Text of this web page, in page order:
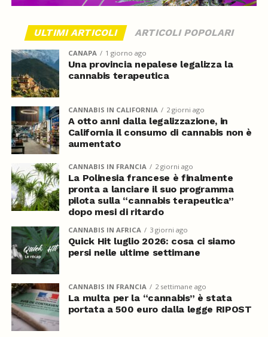
ULTIMI ARTICOLI ARTICOLI POPOLARI
CANAPA 1 giorno ago
Una provincia nepalese legalizza la
cannabis terapeutica
CANNABIS IN CALIFORNIA 2 giorni ago
A otto anni dalla legalizzazione, in
California il consumo di cannabis non è
aumentato
CANNABIS IN FRANCIA 2 giorni ago
La Polinesia francese è finalmente
pronta a lanciare il suo programma
pilota sulla “cannabis terapeutica”
dopo mesi di ritardo
CANNABIS IN AFRICA 3 giorni ago
Quick Hit luglio 2026: cosa ci siamo
persi nelle ultime settimane
CANNABIS IN FRANCIA 2 settimane ago
La multa per la “cannabis” è stata
portata a 500 euro dalla legge RIPOST